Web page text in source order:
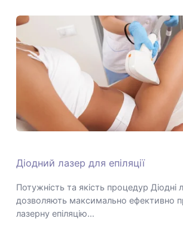
Діодний лазер для епіляції
Потужність та якість процедур Діодні
дозволяють максимально ефективно
лазерну епіляцію…